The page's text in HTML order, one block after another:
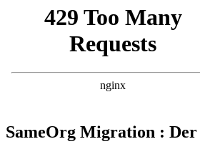
SameOrg Migration : Der